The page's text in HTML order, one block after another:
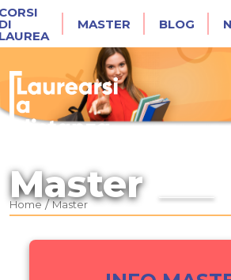
MASTER BLOG
Master
Home/Master